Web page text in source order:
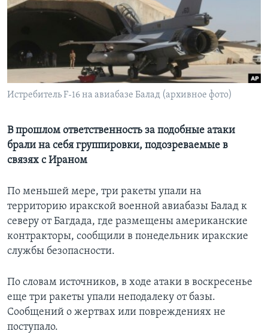
Learning English
СОЦИАЛЬНЫЕ СЕТИ
Истребитель F-16 на авиабазе Балад (архивное фото)
В прошлом ответственность за подобные атаки
брали на себя группировки, подозреваемые в
связях с Ираном
По меньшей мере, три ракеты упали на
территорию иракской военной авиабазы Балад к
северу от Багдада, где размещены американские
контракторы, сообщили в понедельник иракские
службы безопасности.
По словам источников, в ходе атаки в воскресенье
еще три ракеты упали неподалеку от базы.
Сообщений о жертвах или повреждениях не
поступало.